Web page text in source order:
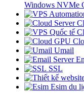
Windows NVMe
Umail
SSL
Esim du